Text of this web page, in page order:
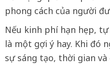
phong cách của người
Nếu kinh phí hạn hẹp,
là một gợi ý hay. Khi đó
sự sáng tạo, thời gian